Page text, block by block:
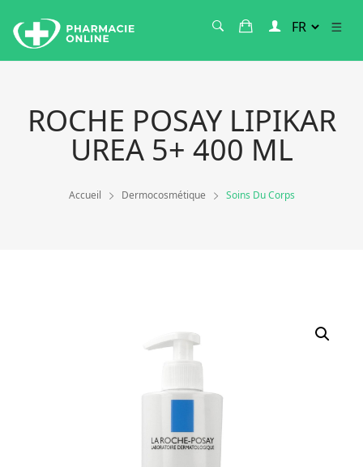
ROCHE POSAY LIPIKAR
UREA 5+ 400 ML
Accueil Dermocosmétique Soins Du Corps